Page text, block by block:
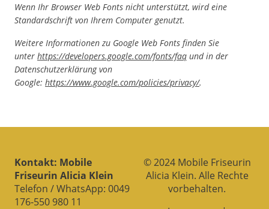
Wenn Ihr Browser Web Fonts nicht unterstützt, wird eine
Standardschrift von Ihrem Computer genutzt.
Weitere Informationen zu Google Web Fonts finden Sie
unter https://developers.google.com/fonts/faq und in der
Datenschutzerklärung von
Google: https://www.google.com/policies/privacy/.
Kontakt: Mobile
Friseurin Alicia Klein
Telefon / WhatsApp: 0049
176-550 980 11
© 2024 Mobile Friseurin
Alicia Klein. Alle Rechte
vorbehalten.